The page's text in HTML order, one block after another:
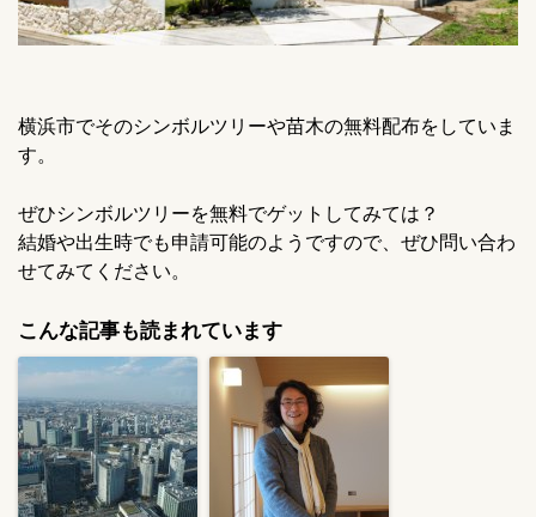
横浜市でそのシンボルツリーや苗木の無料配布をしていま
す。
ぜひシンボルツリーを無料でゲットしてみては？
結婚や出生時でも申請可能のようですので、ぜひ問い合わ
せてみてください。
こんな記事も読まれています